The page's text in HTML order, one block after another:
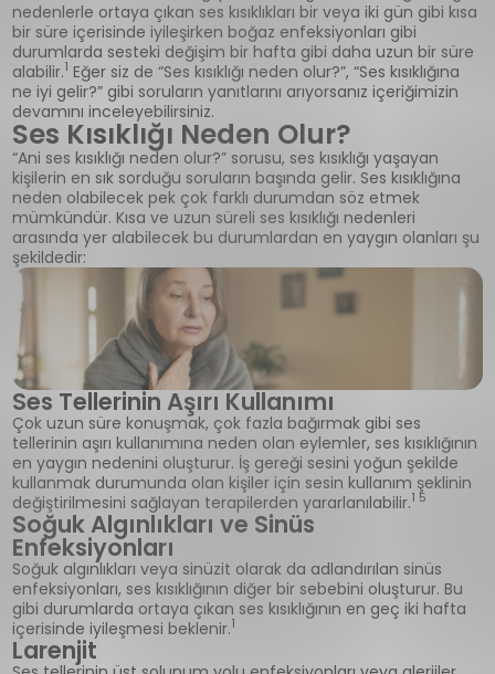
nedenlerle ortaya çıkan ses kısıklıkları bir veya iki gün gibi kısa
bir süre içerisinde iyileşirken boğaz enfeksiyonları gibi
durumlarda sesteki değişim bir hafta gibi daha uzun bir süre
alabilir.1 Eğer siz de “Ses kısıklığı neden olur?”, “Ses kısıklığına
ne iyi gelir?” gibi soruların yanıtlarını arıyorsanız içeriğimizin
devamını inceleyebilirsiniz.
Ses Kısıklığı Neden Olur?
“Ani ses kısıklığı neden olur?” sorusu, ses kısıklığı yaşayan
kişilerin en sık sorduğu soruların başında gelir. Ses kısıklığına
neden olabilecek pek çok farklı durumdan söz etmek
mümkündür. Kısa ve uzun süreli ses kısıklığı nedenleri
arasında yer alabilecek bu durumlardan en yaygın olanları şu
şekildedir:
Ses Tellerinin Aşırı Kullanımı
Çok uzun süre konuşmak, çok fazla bağırmak gibi ses
tellerinin aşırı kullanımına neden olan eylemler, ses kısıklığının
en yaygın nedenini oluşturur. İş gereği sesini yoğun şekilde
kullanmak durumunda olan kişiler için sesin kullanım şeklinin
değiştirilmesini sağlayan terapilerden yararlanılabilir.1 5
Soğuk Algınlıkları ve Sinüs
Enfeksiyonları
Soğuk algınlıkları veya sinüzit olarak da adlandırılan sinüs
enfeksiyonları, ses kısıklığının diğer bir sebebini oluşturur. Bu
gibi durumlarda ortaya çıkan ses kısıklığının en geç iki hafta
içerisinde iyileşmesi beklenir.1
Larenjit